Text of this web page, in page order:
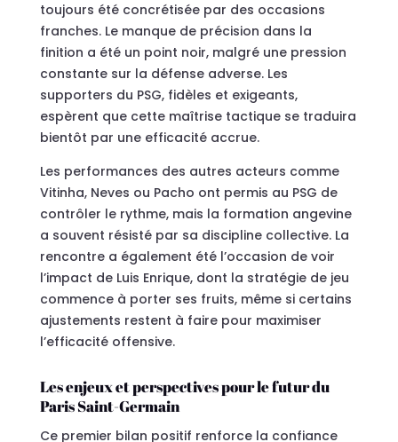
toujours été concrétisée par des occasions
franches. Le manque de précision dans la
finition a été un point noir, malgré une pression
constante sur la défense adverse. Les
supporters du PSG, fidèles et exigeants,
espèrent que cette maîtrise tactique se traduira
bientôt par une efficacité accrue.
Les performances des autres acteurs comme
Vitinha, Neves ou Pacho ont permis au PSG de
contrôler le rythme, mais la formation angevine
a souvent résisté par sa discipline collective. La
rencontre a également été l’occasion de voir
l’impact de Luis Enrique, dont la stratégie de jeu
commence à porter ses fruits, même si certains
ajustements restent à faire pour maximiser
l’efficacité offensive.
Les enjeux et perspectives pour le futur du
Paris Saint-Germain
Ce premier bilan positif renforce la confiance